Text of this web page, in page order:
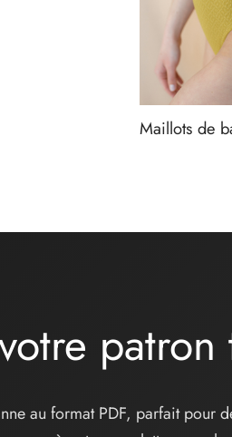
Maillots de
patron
au format PDF, parfait pour